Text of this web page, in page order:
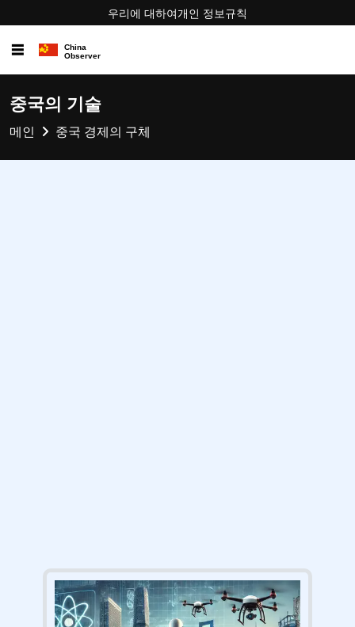
우리에 대하여개인 정보규칙
☰
중국의 기술
메인 중국 경제의 구체